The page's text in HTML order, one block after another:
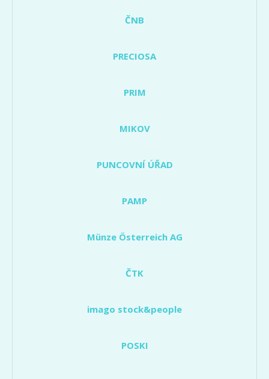
ČNB
PRECIOSA
PRIM
MIKOV
PUNCOVNÍ ÚŘAD
PAMP
Münze Österreich AG
ČTK
imago stock&people
POSKI